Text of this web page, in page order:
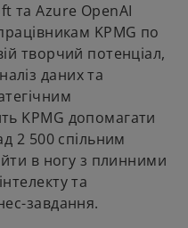
та Azure OpenAI
KPMG по
творчий потенціал,
даних та
KPMG допомагати
2 500 спільним
в ногу з плинними
та
завдання.